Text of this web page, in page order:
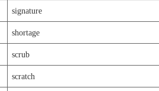
signature
shortage
scrub
scratch